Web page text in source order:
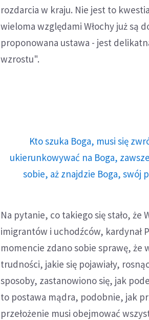
rozdarcia w kraju. Nie jest to
wieloma względami Włochy już są
proponowana ustawa - jest
wzrostu".
Kto szuka Boga, musi się
ukierunkowywać na Boga,
sobie, aż znajdzie Boga, swój
Na pytanie, co takiego się stało,
imigrantów i uchodźców, kardynał
momencie zdano sobie sprawę, że
trudności, jakie się pojawiały,
sposoby, zastanowiono się, jak
to postawa mądra, podobnie, jak
przełożenie musi obejmować